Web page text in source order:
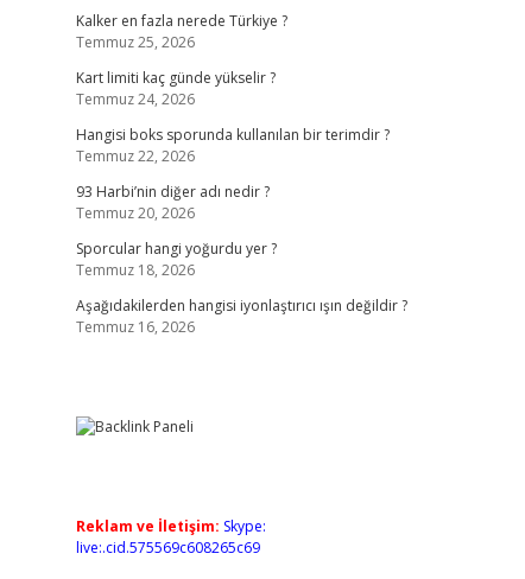
Kalker en fazla nerede Türkiye ?
Temmuz 25, 2026
Kart limiti kaç günde yükselir ?
Temmuz 24, 2026
Hangisi boks sporunda kullanılan bir terimdir ?
Temmuz 22, 2026
93 Harbi’nin diğer adı nedir ?
Temmuz 20, 2026
Sporcular hangi yoğurdu yer ?
Temmuz 18, 2026
Aşağıdakilerden hangisi iyonlaştırıcı ışın değildir ?
Temmuz 16, 2026
Reklam ve İletişim: Skype:
live:.cid.575569c608265c69